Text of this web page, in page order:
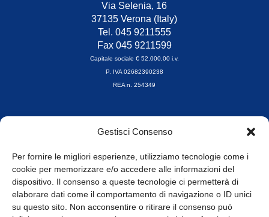
Gestisci Consenso
Per fornire le migliori esperienze, utilizziamo tecnologie come i
cookie per memorizzare e/o accedere alle informazioni del
dispositivo. Il consenso a queste tecnologie ci permetterà di
elaborare dati come il comportamento di navigazione o ID unici
su questo sito. Non acconsentire o ritirare il consenso può
Via Selenia, 16
37135 Verona (Italy)
Tel. 045 9211555
Fax 045 9211599
Capitale sociale € 52.000,00 i.v.
P. IVA 02682390238
REA n. 254349
Orari di apertura
8.30-13.00 / 14.00-17.30
Whistleblowing
© Tutti i diritti riservati